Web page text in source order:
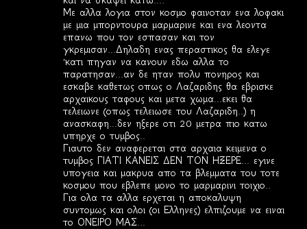
Με αλλα λογια στον κοσμο φαινοταν ενα λοφακι
με μια μπορντουρα μαρμαρινε και ενα λεοντα
επανω που τον εσπασαν και τον
γκρεμισαν...Δηλαδη ενας περαστικος θα ελεγε
'κατι πηγαν να κανουν εδω αλλα το
παρατησαν...αν δε ηταν πολυ πονηρος και
εσκαβε καθετως οπως ο Λαζαριδης θα εβρισκε
αρχαικους ταφους και μετα χωμα...εκει θα
τελειωνε (οπως τελειωσε του Λαζαριδη..) η
ανασκαφη...δεν ηξερε οτι 20 μετρα πιο κατω
υπηρχε ο τυμβος..
Γιαυτο δεν αναφερεται στα αρχαια κειμενα ο
τυμβος ΓΙΑΤΙ ΚΑΝΕΙΣ ΔΕΝ ΤΟΝ ΗΞΕΡΕ... εγινε
υπογεια και μακρυα απο τα βλεμματα του τοτε
κοσμου που εβλεπε μονο το μαρμαρινι τοιχιο..
Για ολα τα αλλα ερχεται η αποκαλυψη
συντομως και ολοι (οι Ελληνες) ελπιζουμε να ειναι
το ΟΝΕΙΡΟ ΜΑΣ...